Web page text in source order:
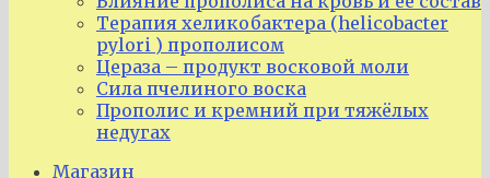
Терапия хеликобактера (helicobacter
pylori ) прополисом
Цераза – продукт восковой моли
Сила пчелиного воска
Прополис и кремний при тяжёлых
недугах
Магазин